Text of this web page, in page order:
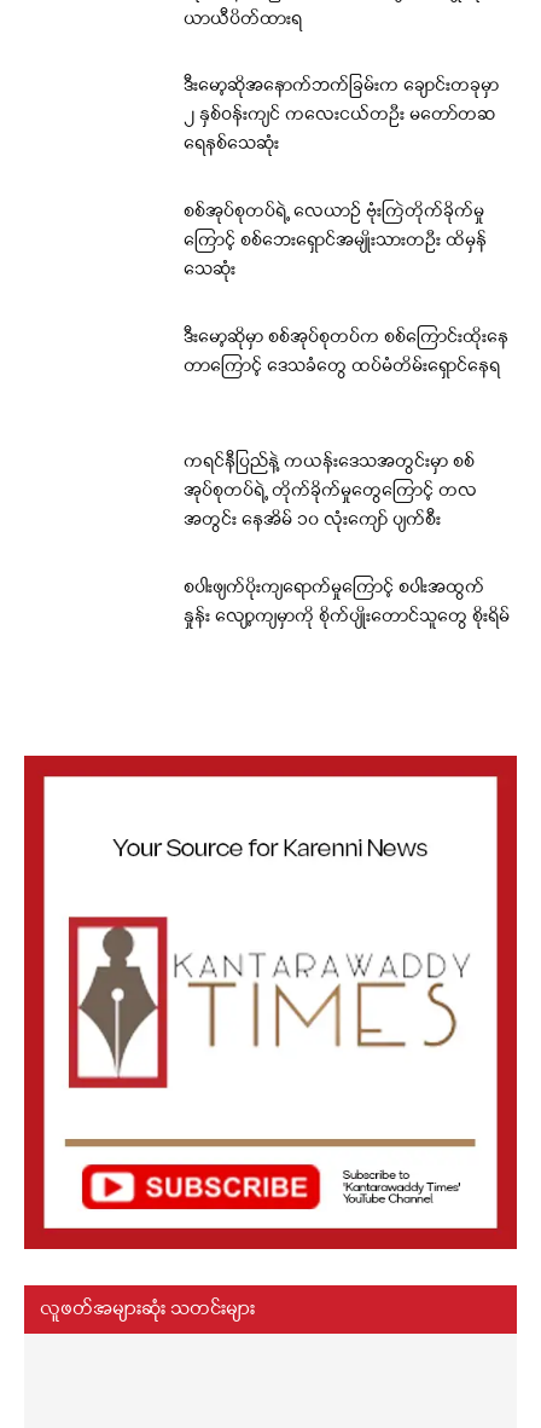
ယာယီပိတ်ထားရ
ဒီးမော့ဆိုအနောက်ဘက်ခြမ်းက ချောင်းတခုမှာ
၂ နှစ်ဝန်းကျင် ကလေးငယ်တဦး မတော်တဆ
ရေနစ်သေဆုံး
စစ်အုပ်စုတပ်ရဲ့ လေယာဉ် ဗုံးကြဲတိုက်ခိုက်မှု
ကြောင့် စစ်ဘေးရှောင်အမျိုးသားတဦး ထိမှန်
သေဆုံး
ဒီးမော့ဆိုမှာ စစ်အုပ်စုတပ်က စစ်ကြောင်းထိုးနေ
တာကြောင့် ဒေသခံတွေ ထပ်မံတိမ်းရှောင်နေရ
ကရင်နီပြည်နဲ့ ကယန်းဒေသအတွင်းမှာ စစ်
အုပ်စုတပ်ရဲ့ တိုက်ခိုက်မှုတွေကြောင့် တလ
အတွင်း နေအိမ် ၁၀ လုံးကျော် ပျက်စီး
စပါးဖျက်ပိုးကျရောက်မှုကြောင့် စပါးအထွက်
နှုန်း လျော့ကျမှာကို စိုက်ပျိုးတောင်သူတွေ စိုးရိမ်
လူဖတ်အများဆုံး သတင်းများ